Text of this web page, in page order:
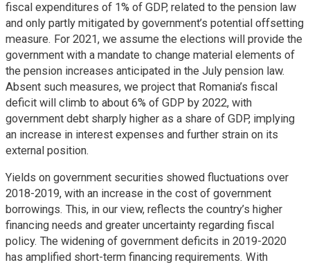
fiscal expenditures of 1% of GDP, related to the pension law
and only partly mitigated by government’s potential offsetting
measure. For 2021, we assume the elections will provide the
government with a mandate to change material elements of
the pension increases anticipated in the July pension law.
Absent such measures, we project that Romania’s fiscal
deficit will climb to about 6% of GDP by 2022, with
government debt sharply higher as a share of GDP, implying
an increase in interest expenses and further strain on its
external position.
Yields on government securities showed fluctuations over
2018-2019, with an increase in the cost of government
borrowings. This, in our view, reflects the country’s higher
financing needs and greater uncertainty regarding fiscal
policy. The widening of government deficits in 2019-2020
has amplified short-term financing requirements. With